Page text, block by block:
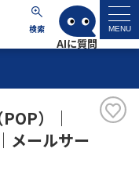
検索 MENU
）｜
メールサー